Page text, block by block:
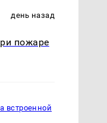
день назад
пожаре
встроенной